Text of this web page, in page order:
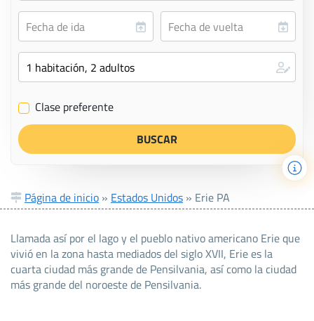
✔ Clase preferente
Página de inicio » Estados Unidos » Erie PA
Llamada así por el lago y el pueblo nativo americano Erie que
vivió en la zona hasta mediados del siglo XVII, Erie es la
cuarta ciudad más grande de Pensilvania, así como la ciudad
más grande del noroeste de Pensilvania.